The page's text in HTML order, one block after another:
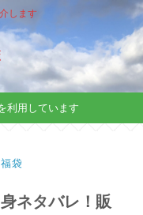
します
利用しています
福袋
ネタバレ！販